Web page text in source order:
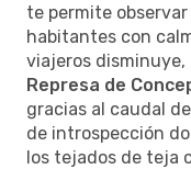
te permite
habitantes con
viajeros
Represa de
gracias al caudal
de introspección
los tejados de teja